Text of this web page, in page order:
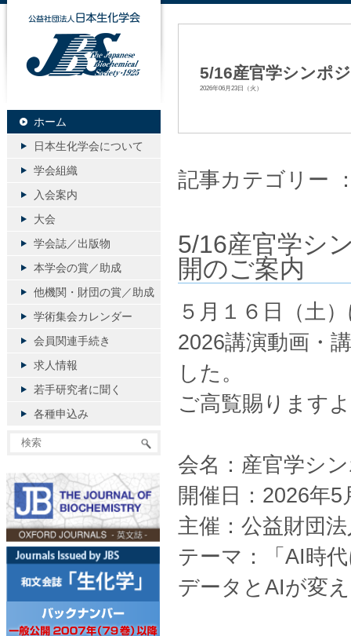
5/16産官学シンポ
2026年06月23日（火）
記事カテゴリー
5/16産官学シ
開のご案内
５月１６日（土
2026講演動画・
した。
ご高覧賜ります
会名：産官学シ
開催日：2026年
主催：公益財団
テーマ：「AI時
データとAIが変
公益社団法人日本生化学会
ホーム
日本生化学会について
学会組織
入会案内
大会
学会誌／出版物
本学会の賞／助成
他機関・財団の賞／助成
学術集会カレンダー
会員関連手続き
求人情報
若手研究者に聞く
各種申込み